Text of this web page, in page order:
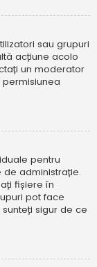
sau grupuri
acțiune acolo
un moderator
pentru
de administrație.
fișiere în
pot face
sigur de ce